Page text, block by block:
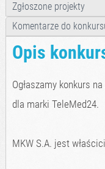
Zgłoszone projekty
Komentarze do
Opis
Ogłaszamy konkurs
dla marki TeleMed24.
MKW S.A. jest